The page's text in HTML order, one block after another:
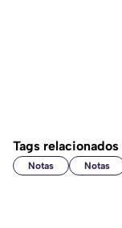
Tags relacionados
Notas Notas